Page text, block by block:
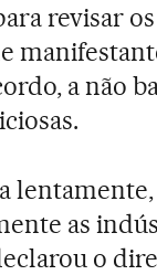
revisar
a não
as
o